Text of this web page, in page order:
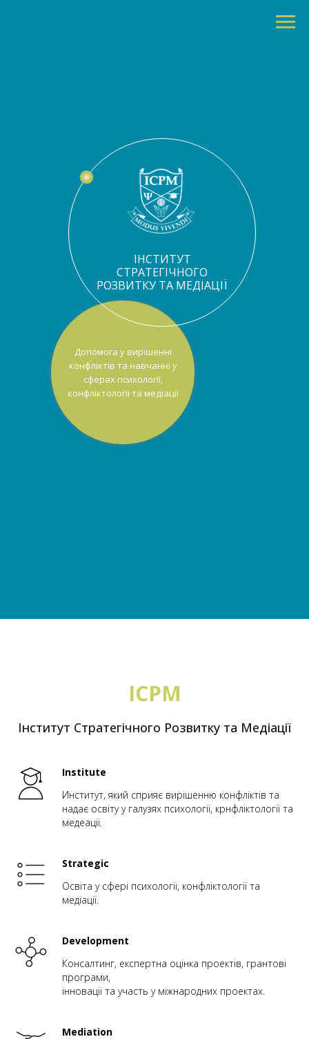
Допомога у вирішенні
конфліктів та навчанні у
сферах психології,
конфліктології та медіації
ІНСТИТУТ
СТРАТЕГІЧНОГО
РОЗВИТКУ ТА МЕДІАЦІЇ
ІСРМ
Інститут Стратегічного Розвитку та Медіації
Institute
Институт, який сприяє вирішенню конфліктів та
надає освіту у галузях психології, крнфліктології та
медеації.
Strategic
Освіта у сфері психології, конфліктології та
медіації.
Development
Консалтинг, експертна оцінка проектів, грантові
програми,
інновації та участь у міжнародних проектах.
Mediation